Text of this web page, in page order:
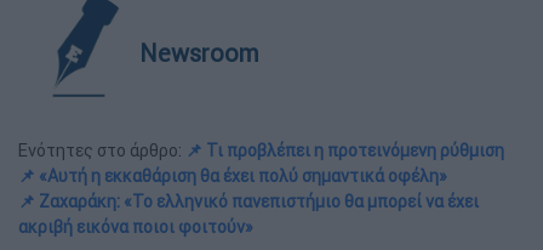
Newsroom
Ενότητες στο άρθρο: 📌 Τι προβλέπει η προτεινόμενη ρύθμιση
📌 «Αυτή η εκκαθάριση θα έχει πολύ σημαντικά οφέλη»
📌 Ζαχαράκη: «Το ελληνικό πανεπιστήμιο θα μπορεί να έχει
ακριβή εικόνα ποιοι φοιτούν»